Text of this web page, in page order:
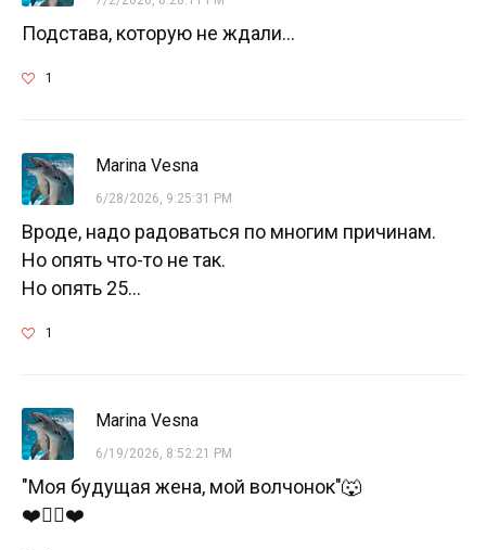
Подстава, которую не ждали...
1
Marina Vesna
6/28/2026, 9:25:31 PM
Вроде, надо радоваться по многим причинам.
Но опять что-то не так.
Но опять 25...
1
Marina Vesna
6/19/2026, 8:52:21 PM
"Моя будущая жена, мой волчонок"🐺
❤️❤️‍🔥❤️